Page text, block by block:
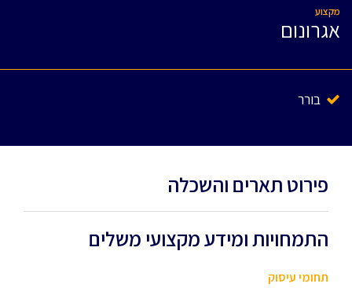
מקצוע
אגרונום
בורר
פירוט תארים והשכלה
התמחויות ומידע מקצועי משלים
תחומי עיסוק